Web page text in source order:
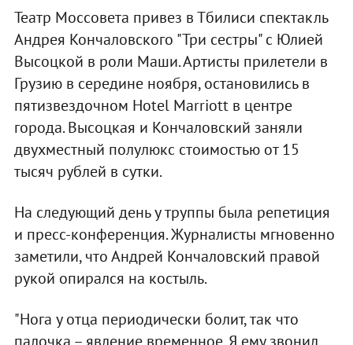
Театр Моссовета привез в Тбилиси спектакль
Андрея Кончаловского "Три сестры" с Юлией
Высоцкой в роли Маши. Артисты прилетели в
Грузию в середине ноября, остановились в
пятизвездочном Hotel Marriott в центре
города. Высоцкая и Кончаловский заняли
двухместный полулюкс стоимостью от 15
тысяч рублей в сутки.
На следующий день у труппы была репетиция
и пресс-конференция. Журналисты мгновенно
заметили, что Андрей Кончаловский правой
рукой опирался на костыль.
"Нога у отца периодически болит, так что